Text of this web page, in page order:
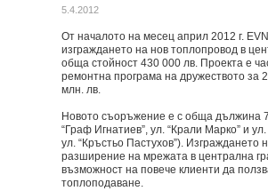
5.4.2012
От началото на месец април 2012 г.
изграждането на нов топлопровод в
обща стойност 430 000 лв. Проекта е
ремонтна програма на дружеството за
млн. лв.
Новото съоръжение е с обща дължина
“Граф Игнатиев”, ул. “Крали Марко” и
ул. “Кръстьо Пастухов”).
разширение на мрежата в централна
възможност на повече клиенти да
топлоподаване.